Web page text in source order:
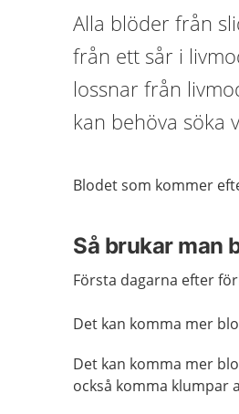
Alla blöder från
från ett sår i
lossnar från
kan behöva söka
Blodet som kommer
Så brukar man
Första dagarna efter
Det kan komma mer
Det kan komma mer
också komma klumpar